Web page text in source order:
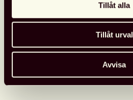
Tillåt alla
Tillåt urval
Avvisa